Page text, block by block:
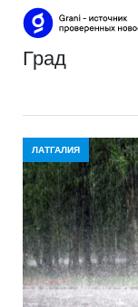
град
ЛАТГАЛИЯ